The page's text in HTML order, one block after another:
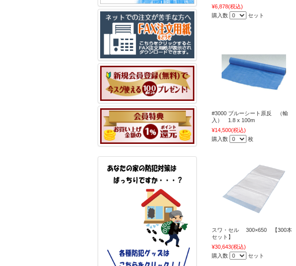
¥6,878(税込)
購入数
セット
#3000 ブルーシート原反 （輸
入） 1.8 x 100m
¥14,500(税込)
購入数
枚
スワ・セル 300×650 【300本
セット】
¥30,643(税込)
購入数
セット